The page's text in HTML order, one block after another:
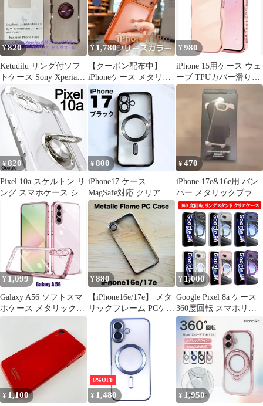
¥820
Ketudilu リング付ソフ
トケース Sony Xperia
VI用ケース
¥ 1,780
【クーポン配布中】
iPhoneケース メタリッ
ク メッキ ハードケース
シルバー オレンジ ネイ
ビー 高級ミニマルデザ
イン シンプル おしゃれ
スマホケース スマホカ
バー iPhone17Pro
iPhone17ProMax
¥ 980
iPhone 15用ケース ウェ
ーブ TPUカバー滑り止
め 韓国 可愛いハート柄
¥820
Pixel 10a スケルトン リ
ング スマホケース シル
¥800
iPhone17 ケース
MagSafe対応 クリア ブ
ラック マグセーフ 黒縁
¥470
iPhone 17e&16e用 バン
パー メタリックブラウ
ン ELECOM
¥ 1,099
Galaxy A56 ソフトスマ
ホケース メタリックロ
ーズゴールド
¥880
【iPhone16e/17e】 メタ
リックフレーム PCケー
ス 耐衝撃 ゴールド
¥ 1,000
Google Pixel 8a ケース
360度回転 スマホリン
グ スタンド機能 クリア
ケース Pixel8a カバー
TPU 軽量 折り畳み式
リングホルダー スマホ
スタンド 透明ケース 簡
単装着 ストラップホー
ル ピクセル8a 携帯ケー
ス
¥ 1,100
6%OFF
¥ 1,480 ¥1,950